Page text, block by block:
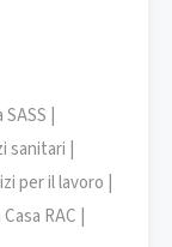
|
sanitari |
per il lavoro |
RAC |